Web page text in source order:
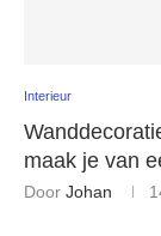
Interieur
maak je van
Door Johan